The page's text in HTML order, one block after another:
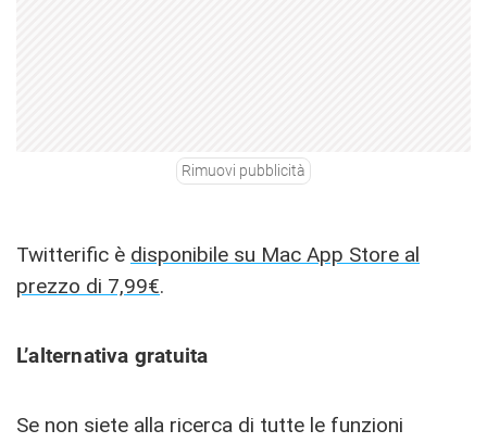
Rimuovi pubblicità
Twitterific è disponibile su Mac App Store al
prezzo di 7,99€.
L’alternativa gratuita
Se non siete alla ricerca di tutte le funzioni